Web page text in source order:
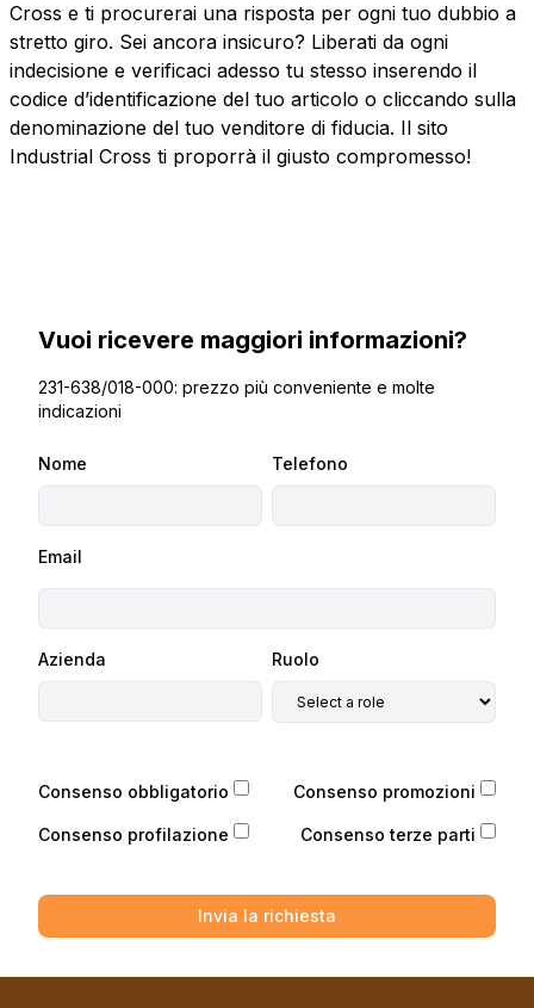
Cross e ti procurerai una risposta per ogni tuo dubbio a
stretto giro. Sei ancora insicuro? Liberati da ogni
indecisione e verificaci adesso tu stesso inserendo il
codice d’identificazione del tuo articolo o cliccando sulla
denominazione del tuo venditore di fiducia. Il sito
Industrial Cross ti proporrà il giusto compromesso!
Vuoi ricevere maggiori informazioni?
231-638/018-000: prezzo più conveniente e molte
indicazioni
Nome Telefono
Email
Azienda Ruolo
Consenso obbligatorio Consenso promozioni
Consenso profilazione Consenso terze parti
Invia la richiesta